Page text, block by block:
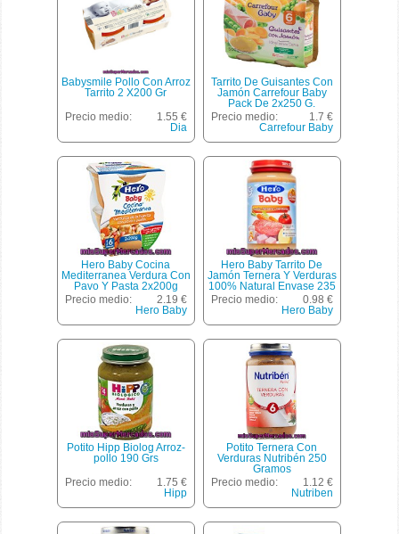
Babysmile Pollo Con Arroz
Tarrito 2 X200 Gr
Precio medio:
1.55 €
Dia
Tarrito De Guisantes Con
Jamón Carrefour Baby
Pack De 2x250 G.
Precio medio:
1.7 €
Carrefour Baby
Hero Baby Cocina
Mediterranea Verdura Con
Pavo Y Pasta 2x200g
Precio medio:
2.19 €
Hero Baby
Hero Baby Tarrito De
Jamón Ternera Y Verduras
100% Natural Envase 235
G
Precio medio:
0.98 €
Hero Baby
Potito Hipp Biolog Arroz-
pollo 190 Grs
Precio medio:
1.75 €
Hipp
Potito Ternera Con
Verduras Nutribén 250
Gramos
Precio medio:
1.12 €
Nutriben